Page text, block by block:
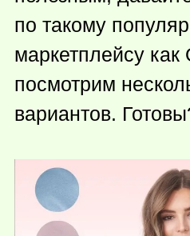
по такому
маркетплейсу как
посмотрим
вариантов.